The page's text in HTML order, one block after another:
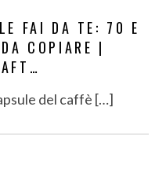
FAI DA TE: 70 E
COPIARE |
del caffè […]